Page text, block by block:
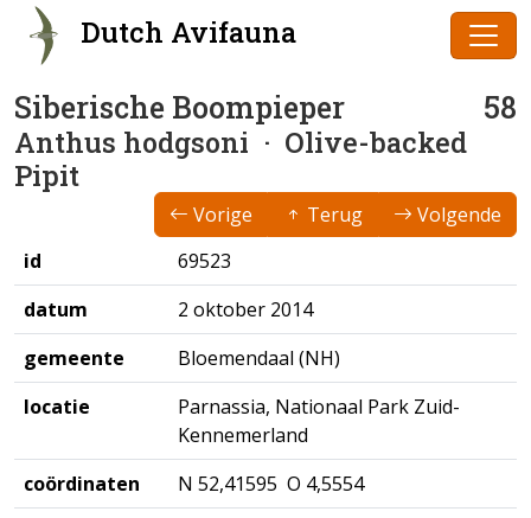
Dutch Avifauna
Siberische Boompieper 58
Anthus hodgsoni · Olive-backed
Pipit
Vorige Terug
Volgende
id
69523
datum
2 oktober 2014
gemeente
Bloemendaal (NH)
locatie
Parnassia, Nationaal Park Zuid-
Kennemerland
coördinaten
N 52,41595 O 4,5554